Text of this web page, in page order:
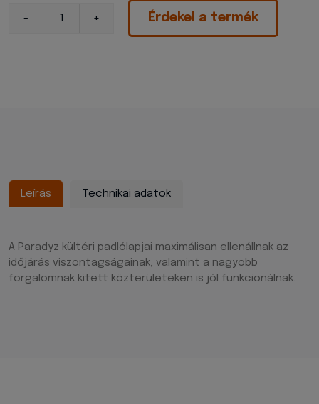
Érdekel a termék
Leírás Technikai adatok
A Paradyz kültéri padlólapjai maximálisan ellenállnak az
időjárás viszontagságainak, valamint a nagyobb
forgalomnak kitett közterületeken is jól funkcionálnak.